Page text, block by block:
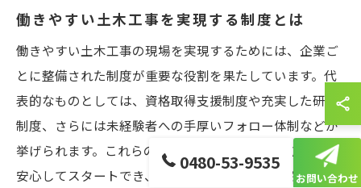
働きやすい土木工事を実現する制度とは
働きやすい土木工事の現場を実現するためには、企業ご
とに整備された制度が重要な役割を果たしています。代
表的なものとしては、資格取得支援制度や充実した研修
制度、さらには未経験者への手厚いフォロー体制などが
挙げられます。これらの制度があることで、初心者でも
安心してスタートでき、段階的なスキルアップやキャリ
0480-53-9535
お問い合わせ